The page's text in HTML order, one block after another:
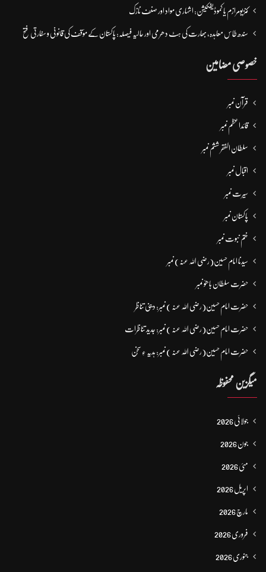
کنزیومرازم یا کموڈیفکیشن: اشہاری مواد اور صنف نازک
سندھ طاس معاہدہ، بھارت کی ہٹ دھرمی اور حالیہ فیصلہ: پاکستان کے مؤقف کی قانونی و سفارتی فتح
خصوصی مضامین
قرآن نمبر
قائداعظم نمبر
سلطان الفقر ششم نمبر
اقبال نمبر
سیرت نمبر
پاکستان نمبر
ختم نبوت نمبر
سیدنا امام حسین(رضی اللہ عنہ) نمبر
حضرت سلطان باھوؒ نمبر
حضرت امام حسین(رضی اللہ عنہ ) نمبر: دینی تناظر
حضرت امام حسین(رضی اللہ عنہ ) نمبر: جدید تناظرات
حضرت امام حسین(رضی اللہ عنہ ) نمبر: ہدیہ ءِ سُخن
میگزین محفوظہ
جولائی 2026
جون 2026
مئی 2026
اپریل 2026
مارچ 2026
فروری 2026
جنوری 2026